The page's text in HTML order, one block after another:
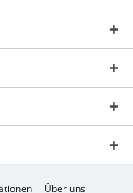
Über uns